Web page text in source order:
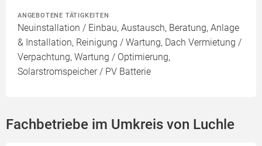
ANGEBOTENE TÄTIGKEITEN
Neuinstallation / Einbau, Austausch, Beratung, Anlage
& Installation, Reinigung / Wartung, Dach Vermietung /
Verpachtung, Wartung / Optimierung,
Solarstromspeicher / PV Batterie
Fachbetriebe im Umkreis von Luchle